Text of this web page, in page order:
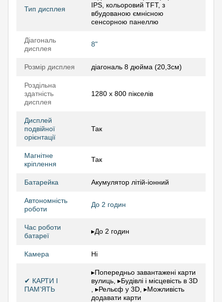
Тип дисплея
IPS, кольоровий TFT, з
вбудованою ємнісною
сенсорною панеллю
Діагональ
дисплея
8"
Розмір дисплея діагональ 8 дюйма (20,3см)
Роздільна
здатність
дисплея
1280 х 800 пікселів
Дисплей
подвійної
орієнтації
Так
Магнітне
кріплення
Так
Батарейка Акумулятор літій-іонний
Автономність
роботи
До 2 годин
Час роботи
батареї
▸До 2 годин
Камера Ні
✔ КАРТИ І
ПАМ’ЯТЬ
▸Попередньо завантажені карти
вулиць, ▸Будівлі і місцевість в 3D
, ▸Рельєф у 3D, ▸Можливість
додавати карти